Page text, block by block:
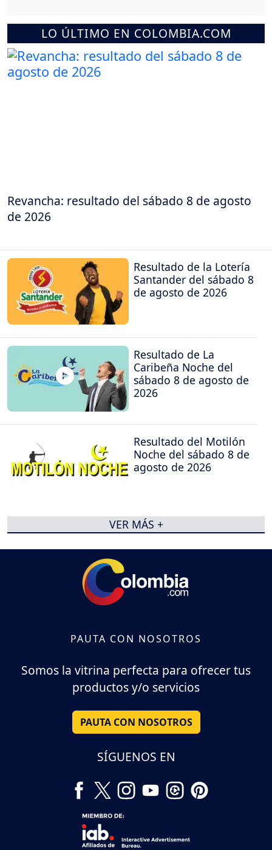
LO ÚLTIMO EN COLOMBIA.COM
Revancha: resultado del sábado 8 de agosto
de 2026
Resultado de la Lotería
Santander del sábado 8
de agosto de 2026
Resultado de La
Caribeña Noche del
sábado 8 de agosto de
2026
Resultado del Motilón
Noche del sábado 8 de
agosto de 2026
VER MÁS +
PAUTA CON NOSOTROS
Somos la vitrina perfecta para ofrecer tus
productos y/o servicios
PAUTA CON NOSOTROS
SÍGUENOS EN